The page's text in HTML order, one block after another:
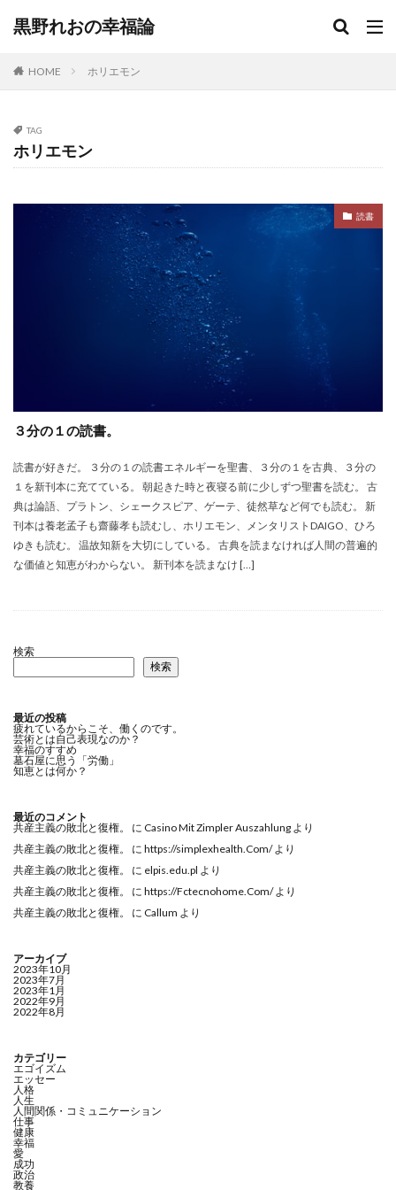
黒野れおの幸福論
HOME ホリエモン
TAG
ホリエモン
読書
３分の１の読書。
読書が好きだ。 ３分の１の読書エネルギーを聖書、３分の１を古典、３分の
１を新刊本に充てている。 朝起きた時と夜寝る前に少しずつ聖書を読む。 古
典は論語、プラトン、シェークスピア、ゲーテ、徒然草など何でも読む。 新
刊本は養老孟子も齋藤孝も読むし、ホリエモン、メンタリストDAIGO、ひろ
ゆきも読む。 温故知新を大切にしている。 古典を読まなければ人間の普遍的
な価値と知恵がわからない。 新刊本を読まなけ […]
検索
検索
最近の投稿
疲れているからこそ、働くのです。
芸術とは自己表現なのか？
幸福のすすめ
墓石屋に思う「労働」
知恵とは何か？
最近のコメント
共産主義の敗北と復権。
に Casino Mit Zimpler Auszahlung より
共産主義の敗北と復権。
に https://simplexhealth.Com/より
共産主義の敗北と復権。
に elpis.edu.pl より
共産主義の敗北と復権。
に https://Fctecnohome.Com/より
共産主義の敗北と復権。
に Callum より
アーカイブ
2023年10月
2023年7月
2023年1月
2022年9月
2022年8月
カテゴリー
エゴイズム
エッセー
人格
人生
人間関係・コミュニケーション
仕事
健康
幸福
愛
成功
政治
教養